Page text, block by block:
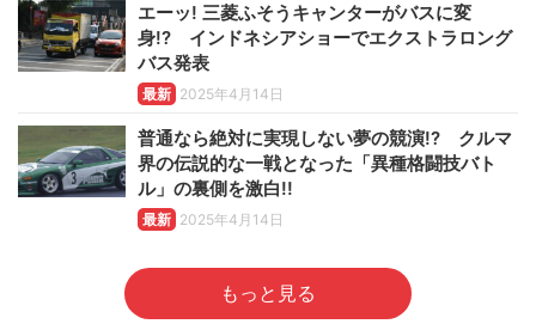
エーッ! 三菱ふそうキャンターがバスに変
身!? インドネシアショーでエクストラロング
バス発表
最新 2025年4月14日
普通なら絶対に実現しない夢の競演!? クルマ
界の伝説的な一戦となった「異種格闘技バト
ル」の裏側を激白!!
最新 2025年4月14日
もっと見る